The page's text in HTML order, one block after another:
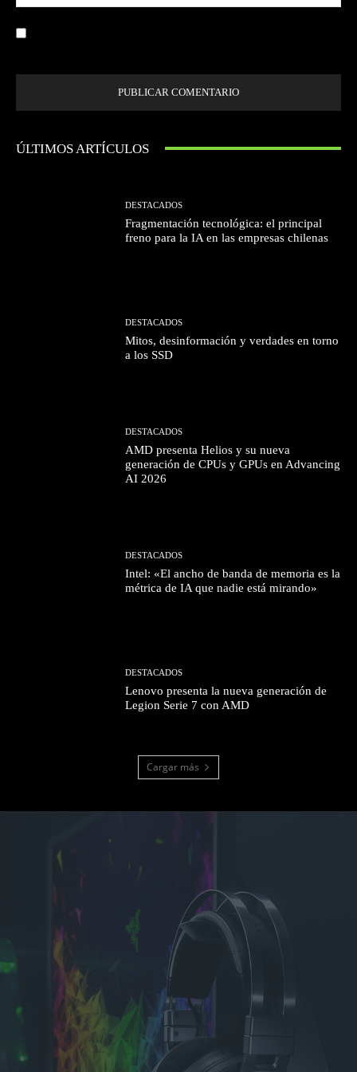
ÚLTIMOS ARTÍCULOS
DESTACADOS
Fragmentación tecnológica: el principal
freno para la IA en las empresas chilenas
DESTACADOS
Mitos, desinformación y verdades en torno
a los SSD
DESTACADOS
AMD presenta Helios y su nueva
generación de CPUs y GPUs en Advancing
AI 2026
DESTACADOS
Intel: «El ancho de banda de memoria es la
métrica de IA que nadie está mirando»
DESTACADOS
Lenovo presenta la nueva generación de
Legion Serie 7 con AMD
Cargar más